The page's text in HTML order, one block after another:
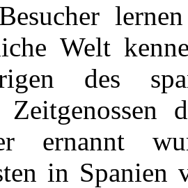
Welt
des
ernannt
in Spanien